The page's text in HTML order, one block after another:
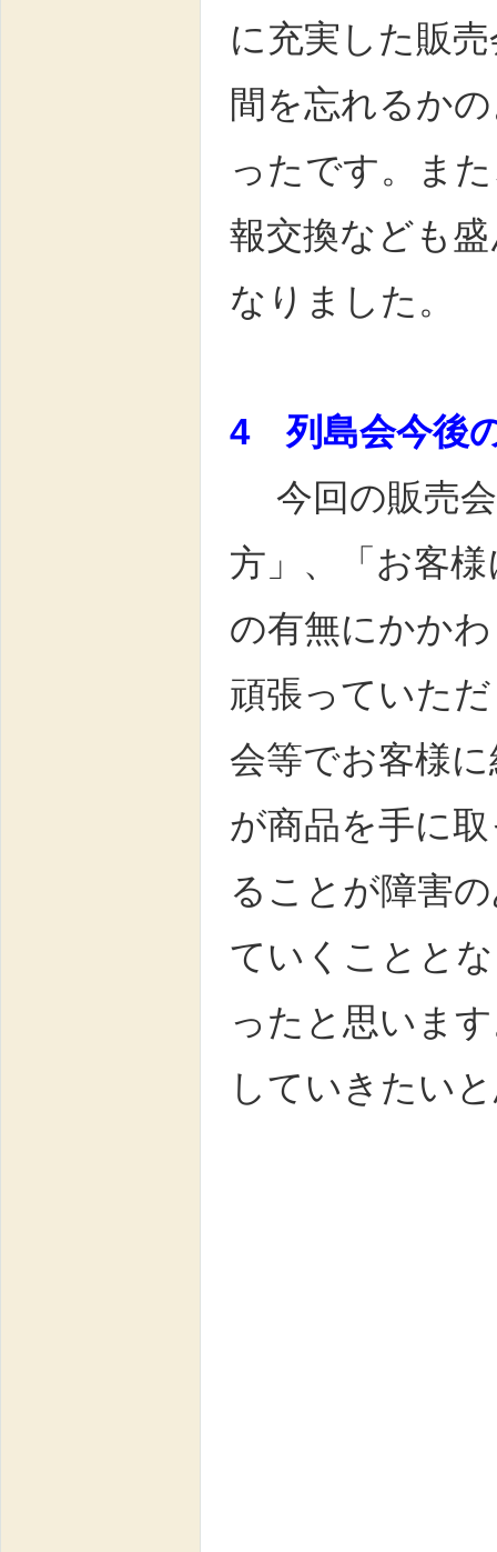
に充実した販
間を忘れるか
ったです。ま
報交換なども
なりました。
4 列島会今後
今回の販売会
方」、「お客
の有無にかか
頑張っていた
会等でお客様
が商品を手に
ることが障害
ていくことと
ったと思いま
していきたい